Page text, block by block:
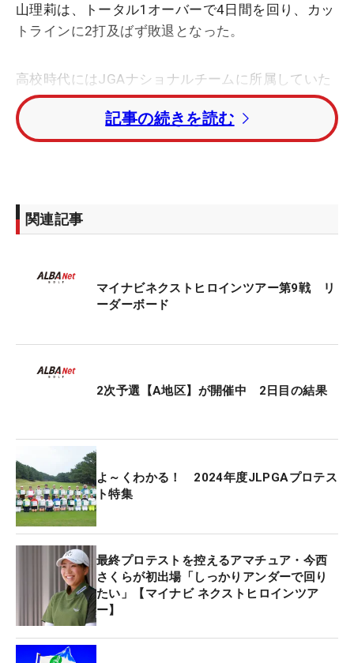
山理莉は、トータル1オーバーで4日間を回り、カッ
トラインに2打及ばず敗退となった。
高校時代にはJGAナショナルチームに所属していた
24歳は、過去6度の受験で最終予選には4回進出して
いる。昨年は最終予選で涙をのんだ。「調子はこの
前までよかったんですけど、思うようにいかない
う。
トータルイーブンパー・37位タイに浮上。3日目で
46位タイに後退すると、最終日は終盤まで3アンダ
ーと耐えるゴルフが続いた。最終ホールでボギーを
しい。でもアンダーで回れたのは良かった。やり切
った感はあるので仕方がない。解放された感があ
昨年受けたTLPGA（台湾女子ツアー）QTを3位で突
破し、今季は台湾ツアーにも参戦している。「強い
選手もたくさんいるので、すごくいい経験になって
いる」と、試合経験を積んできた。日本での試合と
の兼ね合いもあってシード権獲得にはまだ届いてい
ないが、「QTを受け直して、また挑戦したい」と次
なる目標に掲げた。
喫。吹っ切れた佐渡山は、「（プロテストは）落ち
記事の続きを読む
関連記事
マイナビネクストヒロインツアー第9戦 リ
ーダーボード
2次予選【A地区】が開催中 2日目の結果
よ～くわかる！ 2024年度JLPGAプロテス
ト特集
最終プロテストを控えるアマチュア・今西
さくらが初出場「しっかりアンダーで回り
たい」【マイナビ ネクストヒロインツア
ー】